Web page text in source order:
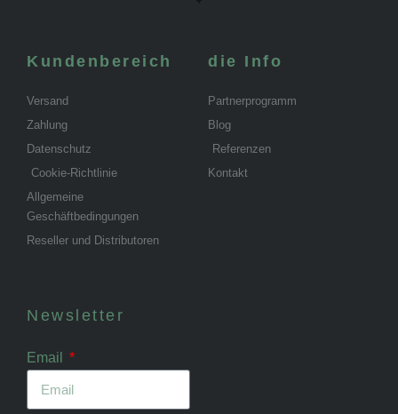
Kundenbereich
Versand
Zahlung
Datenschutz
Cookie-Richtlinie
Allgemeine
Geschäftbedingungen
Reseller und Distributoren
die Info
Partnerprogramm
Blog
Referenzen
Kontakt
Newsletter
Email